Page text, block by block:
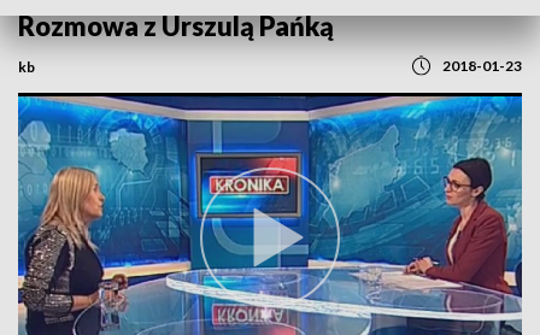
Rozmowa z Urszulą Pańką
kb 2018-01-23